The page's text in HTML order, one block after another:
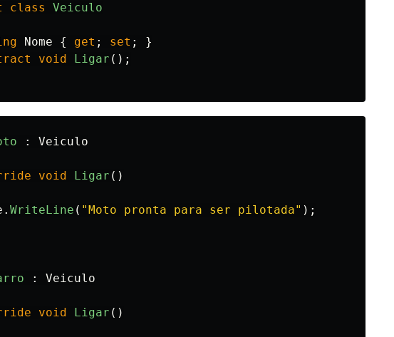
class
Veiculo
Nome { get ; set ;
}
void Ligar ();
:
Veiculo
void Ligar ()
. WriteLine ( "Moto pronta para ser pilotada" );
:
Veiculo
void Ligar ()